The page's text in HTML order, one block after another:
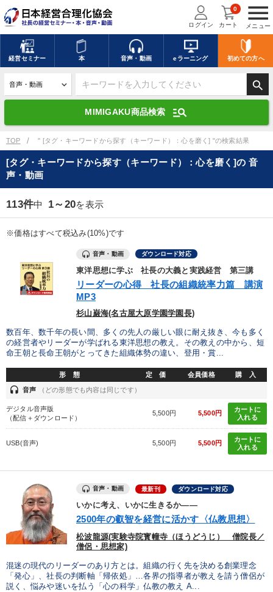
menu
メニュー
ログイン カート
0
経営セミナー 本 音声・動画 eラーニング 初めての方へ
search
MIMIGAKU商品検索 manage_search
キーワードを入力して探す
デジタル版対応のみ検索結果に表示する
search 上記の条件で検索
mic 講演収録物を探す
全国経営者セミナー講演収録物（全1315タイトル）からお探しいただけ
ます
優秀各社の智恵と戦略 事業家のロマンと経営
リーダーの器量を学ぶ
テーマ
【2月】音声・映像
全国経営者セミナー収録〈売れ筋・人気〉音声＆動画20選
「利上げ時代の最新・銀行対策」＋「不動産市況予測」＋「市場
井上和弘の財務力UP
最新刊・戦略参謀ChatGPT実戦法と中小企業のDXと講話ご案内
改善・生産性向上
業種
TOP " [タグ・キーワードから探す（キーワード）：心を磨く] "の検索結果
[タグ・キーワードから探す（キーワード）：心を磨く]の 音
声・動画
113件中 1～20を表示
※価格はすべて税込み(10%)です
音声・動画 ダウンロード対応
東洋思想に学ぶ 社長の大義と実践経営 第三講
リーダーの心得 社長の組織統率力篇 講演
MP3
杉山巌海(名古屋大原学園学園長)
数百年、数千年の長い間、多くの先人の厳しい眼に耐え抜き、今も多く
の経営者やリーダーが学ばれる東洋思想の教え。その教えの中から、短
命王朝と長命王朝がとってきた組織体勢の違い、登用・賞...
形 態 定 価 会員価格 購 入
headset 音声 （どの形態でも内容は同じです）
デジタル音声版
（配信＋ダウンロード）
5,500円 5,500円
カートに
入れる
USB(音声) 5,500円 5,500円
カートに
入れる
音声・動画 最新刊 ダウンロード対応
いかに考え、いかに生きるか――
2500年の叡智を経営に活かす〈仏教思想〉
松波龍源(実験寺院寳幢寺（ほうどうじ） 僧院長／
僧侶・思想家)
混迷の現代のリーダーのあり方とは。組織の行く先を決める創業理念
「発心」、社長の判断軸「帰依処」…各界の指導者が教えを請う僧侶が
説く、悩みや迷いを払う「心の科学」仏教の教え A...